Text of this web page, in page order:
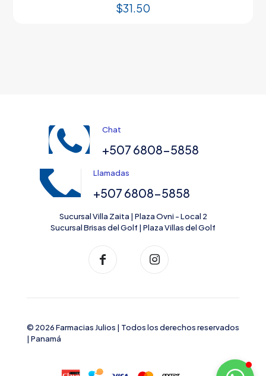
$31.50
Chat
+507 6808-5858
Llamadas
+507 6808-5858
Sucursal Villa Zaita | Plaza Ovni - Local 2
Sucursal Brisas del Golf | Plaza Villas del Golf
© 2026 Farmacias Julios | Todos los derechos reservados
| Panamá